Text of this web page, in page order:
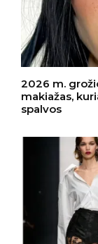
2026 m.
makiažas,
spalvos